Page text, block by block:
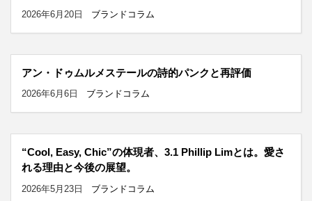
2026年6月20日 ブランドコラム
アン・ドゥムルメステールの詩的パンクと再評価
2026年6月6日 ブランドコラム
“Cool, Easy, Chic”の体現者、3.1 Phillip Limとは。愛さ
れる理由と今後の展望。
2026年5月23日 ブランドコラム